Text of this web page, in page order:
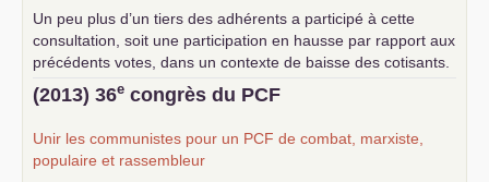
Un peu plus d’un tiers des adhérents a participé à cette
consultation, soit une participation en hausse par rapport aux
précédents votes, dans un contexte de baisse des cotisants.
... lire la suite
(2013) 36e congrès du PCF
Unir les communistes pour un PCF de combat, marxiste,
populaire et rassembleur